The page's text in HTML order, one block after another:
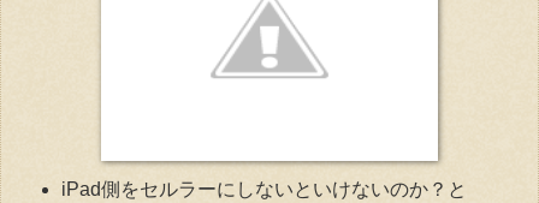
iPad側をセルラーにしないといけないのか？と